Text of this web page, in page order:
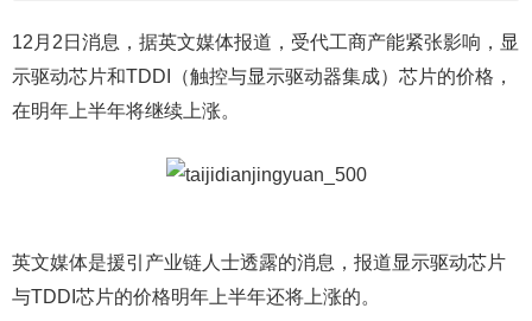
12月2日消息，据英文媒体报道，受代工商产能紧张影响，显
示驱动芯片和TDDI（触控与显示驱动器集成）芯片的价格，
在明年上半年将继续上涨。
英文媒体是援引产业链人士透露的消息，报道显示驱动芯片
与TDDI芯片的价格明年上半年还将上涨的。